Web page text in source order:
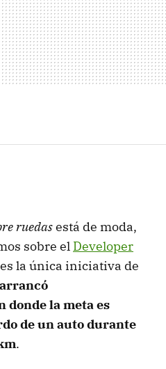
ruedasestá de moda,
sobre el Developer
la única iniciativa de
donde la meta es
de un auto durante
.